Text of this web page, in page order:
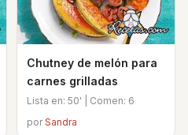
Chutney de melón para
carnes grilladas
Lista en: 50' | Comen: 6
porSandra